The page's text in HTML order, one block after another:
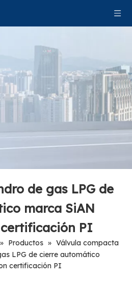
de gas LPG de
marca SiAN
certificación PI
» Productos » Válvula compacta
LPG de cierre automático
certificación PI